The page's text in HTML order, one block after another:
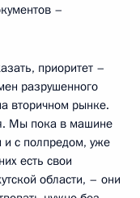
–
приоритет –
разрушенного
вторичном рынке.
Мы пока в машине
и с полпредом, уже
есть свои
области, – они